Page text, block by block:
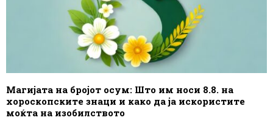
Магијата на бројот осум: Што им носи 8.8. на
хороскопските знаци и како да ја искористите
моќта на изобилството